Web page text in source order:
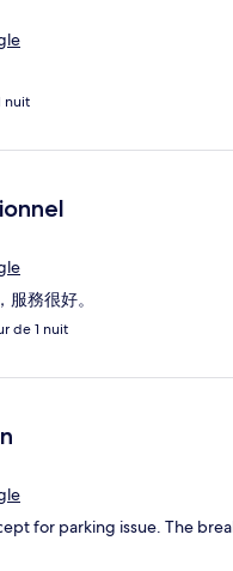
nuit
務很好。
de 1 nuit
for parking issue. The